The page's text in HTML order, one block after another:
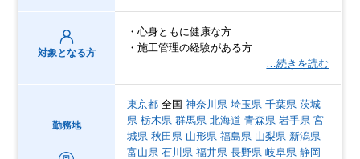
対象となる方
・心身ともに健康な方
・施工管理の経験がある方
…続きを読む
勤務地
東京都 全国神奈川県 埼玉県 千葉県 茨城
県 栃木県 群馬県 北海道 青森県 岩手県 宮
城県 秋田県 山形県 福島県 山梨県 新潟県
富山県 石川県 福井県 長野県 岐阜県 静岡